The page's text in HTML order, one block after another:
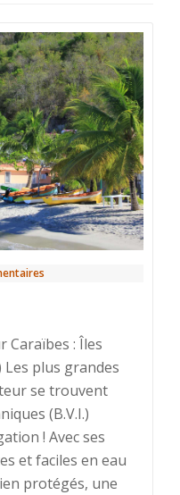
Caraïbes : Îles
Les plus grandes
se trouvent
(B.V.I.)
! Avec ses
et faciles en eau
protégés, une